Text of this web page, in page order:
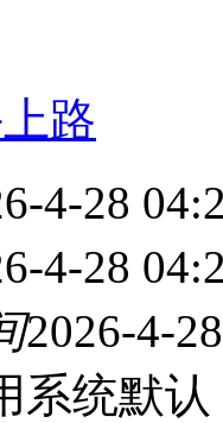
路
4-28
4-28
2026-4-
系统默认